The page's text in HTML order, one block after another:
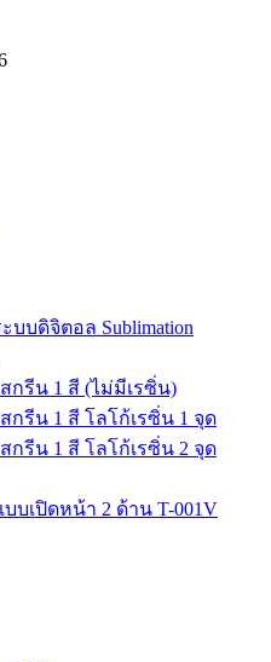
บดิจิตอล Sublimation
กรีน 1 สี (ไม่มีเรซิ่น)
กรีน 1 สี โลโก้เรซิ่น 1 จุด
กรีน 1 สี โลโก้เรซิ่น 2 จุด
บเปิดหน้า 2 ด้าน T-001V